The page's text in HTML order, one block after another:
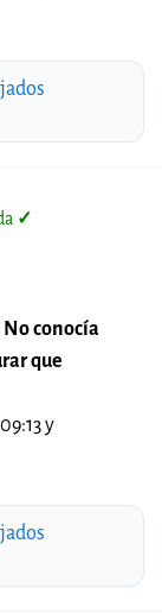
✓
conocía
que
y